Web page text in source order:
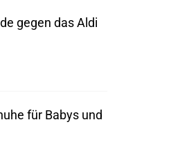
gegen das Aldi
für Babys und